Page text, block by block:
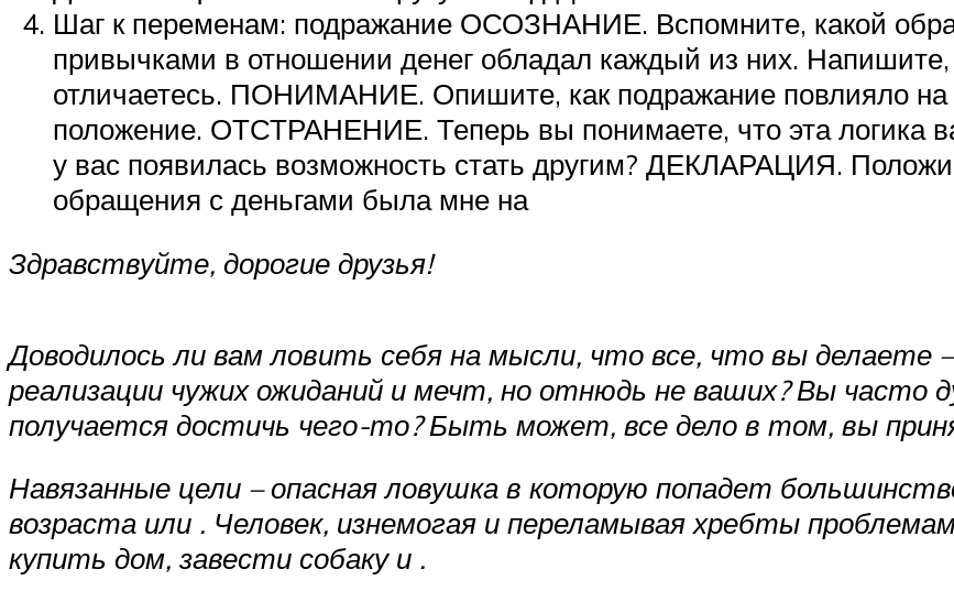
Шаг к переменам: подражание ОСОЗНАНИЕ. Вспомните, какой
привычками в отношении денег обладал каждый из них.
отличаетесь. ПОНИМАНИЕ. Опишите, как подражание повлияло
положение. ОТСТРАНЕНИЕ. Теперь вы понимаете, что эта логика
у вас появилась возможность стать другим? ДЕКЛАРАЦИЯ.
обращения с деньгами была мне на
Здравствуйте, дорогие друзья!
Доводилось ли вам ловить себя на мысли, что все, что вы
реализации чужих ожиданий и мечт, но отнюдь не ваших? Вы часто
получается достичь чего-то? Быть может, все дело в том, вы
Навязанные цели – опасная ловушка в которую попадет
возраста или . Человек, изнемогая и переламывая хребты
купить дом, завести собаку и .